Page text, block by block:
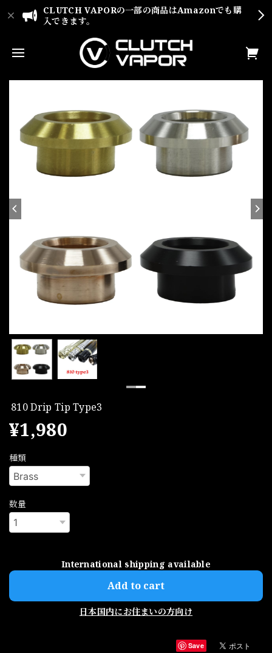
CLUTCH VAPORの一部の商品はAmazonでも購
入できます。
810 Drip Tip Type3
¥1,980
種類
数量
International shipping available
Add to cart
日本国内にお住まいの方向け
Save